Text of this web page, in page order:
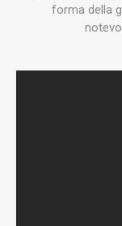
forma della